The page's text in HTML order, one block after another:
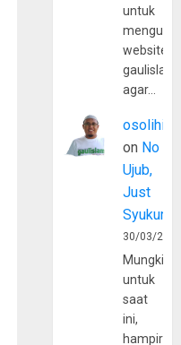
untuk
website
agar…
osolihin
on No
Ujub,
Just
Syukur
30/03/
Mungkin
untuk
saat
ini,
hampir